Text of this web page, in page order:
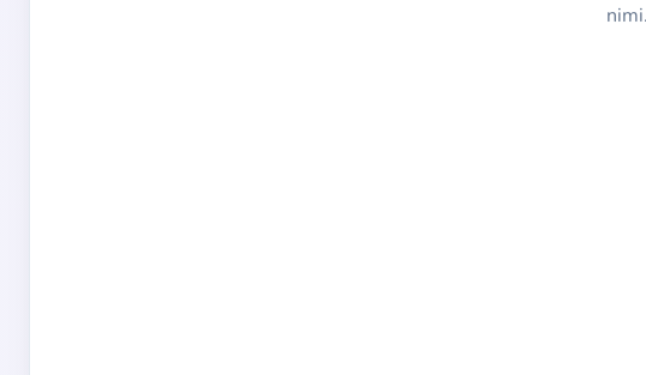
nimi.